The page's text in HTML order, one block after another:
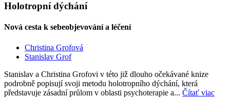
Holotropní dýchání
Nová cesta k sebeobjevování a léčení
Christina Grofová
Stanislav Grof
Stanislav a Christina Grofovi v této již dlouho očekávané knize
podrobně popisují svoji metodu holotropního dýchání, která
představuje zásadní průlom v oblasti psychoterapie a... Čítať viac